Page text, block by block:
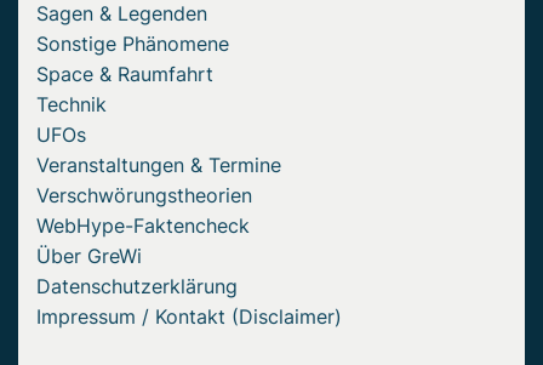
Sagen & Legenden
Sonstige Phänomene
Space & Raumfahrt
Technik
UFOs
Veranstaltungen & Termine
Verschwörungstheorien
WebHype-Faktencheck
Über GreWi
Datenschutzerklärung
Impressum / Kontakt (Disclaimer)